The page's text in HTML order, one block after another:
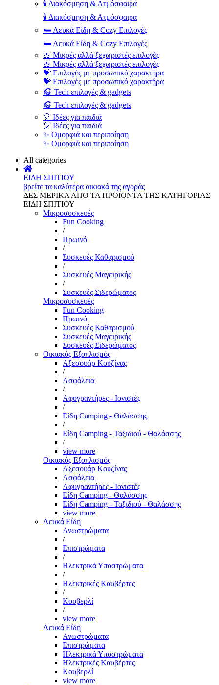
🕯️ Διακόσμηση & Ατμόσφαιρα
🕯️ Διακόσμηση & Ατμόσφαιρα
🛏️ Λευκά Είδη & Cozy Επιλογές
🛏️ Λευκά Είδη & Cozy Επιλογές
🎀 Μικρές αλλά ξεχωριστές επιλογές
🎀 Μικρές αλλά ξεχωριστές επιλογές
💝 Επιλογές με προσωπικό χαρακτήρα
💝 Επιλογές με προσωπικό χαρακτήρα
🎧 Tech επιλογές & gadgets
🎧 Tech επιλογές & gadgets
🎈 Ιδέες για παιδιά
🎈 Ιδέες για παιδιά
✨ Ομορφιά και περιποίηση
✨ Ομορφιά και περιποίηση
All categories
ΕΙΔΗ ΣΠΙΤΙΟΥ
βρείτε τα καλύτερα οικιακά της αγοράς
ΔΕΣ ΜΕΡΙΚΑ ΑΠΌ ΤΑ ΠΡΟΪΌΝΤΑ ΤΗΣ ΚΑΤΗΓΟΡΙΑΣ
ΕΙΔΗ ΣΠΙΤΙΟΥ
Μικροσυσκευές
Fun Cooking
/
Πρωινό
/
Συσκευές Καθαρισμού
/
Συσκευές Μαγειρικής
/
Συσκευές Σιδερώματος
Μικροσυσκευές
Fun Cooking
Πρωινό
Συσκευές Καθαρισμού
Συσκευές Μαγειρικής
Συσκευές Σιδερώματος
Οικιακός Εξοπλισμός
Αξεσουάρ Κουζίνας
/
Ασφάλεια
/
Αφυγραντήρες - Ιονιστές
/
Είδη Camping - Θαλάσσης
/
Είδη Camping - Ταξιδιού - Θαλάσσης
/
view more
Οικιακός Εξοπλισμός
Αξεσουάρ Κουζίνας
Ασφάλεια
Αφυγραντήρες - Ιονιστές
Είδη Camping - Θαλάσσης
Είδη Camping - Ταξιδιού - Θαλάσσης
view more
Λευκά Είδη
Ανωστρώματα
/
Επιστρώματα
/
Ηλεκτρικά Υποστρώματα
/
Ηλεκτρικές Κουβέρτες
/
Κουβερλί
/
view more
Λευκά Είδη
Ανωστρώματα
Επιστρώματα
Ηλεκτρικά Υποστρώματα
Ηλεκτρικές Κουβέρτες
Κουβερλί
view more